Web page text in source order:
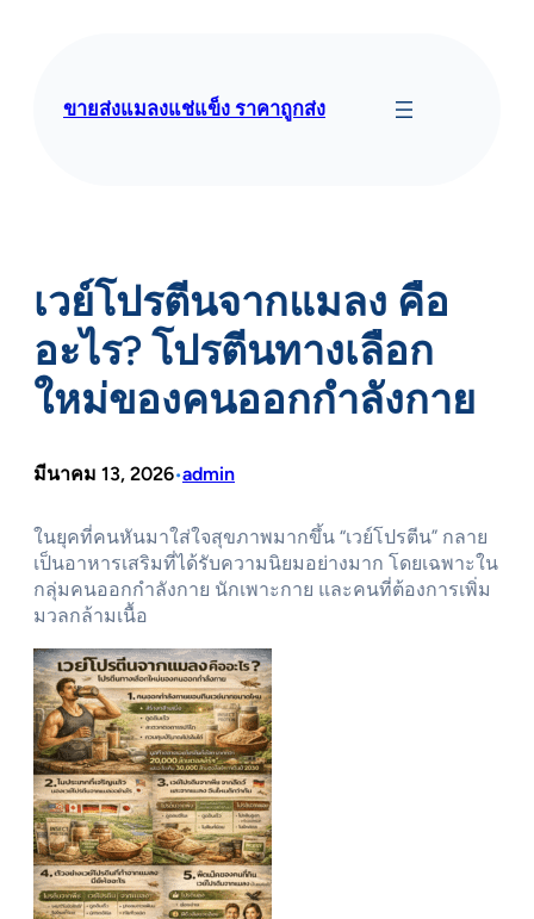
ขายส่งแมลงแช่แข็ง ราคาถูกส่ง
เวย์โปรตีนจากแมลง คือ
อะไร? โปรตีนทางเลือก
ใหม่ของคนออกกำลังกาย
มีนาคม 13, 2026•admin
ในยุคที่คนหันมาใส่ใจสุขภาพมากขึ้น “เวย์โปรตีน” กลาย
เป็นอาหารเสริมที่ได้รับความนิยมอย่างมาก โดยเฉพาะใน
กลุ่มคนออกกำลังกาย นักเพาะกาย และคนที่ต้องการเพิ่ม
มวลกล้ามเนื้อ